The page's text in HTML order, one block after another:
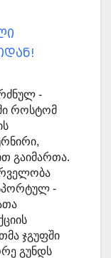
-
როსტომ
გაიმართა.
-
ჯგუფში
გუნდს